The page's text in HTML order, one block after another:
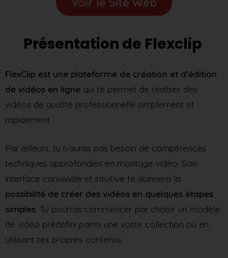
Présentation de Flexclip
FlexClip est une plateforme de création et d’édition
de vidéos en ligne qui te permet de réaliser des
vidéos de qualité professionnelle simplement et
rapidement.
Par ailleurs, tu n’auras pas besoin de compétences
techniques approfondies en montage vidéo. Son
interface conviviale et intuitive te donnera la
possibilité de créer des vidéos en quelques étapes
simples. Tu pourras commencer par choisir un modèle
de vidéo prédéfini parmi une vaste collection ou en
utilisant tes propres contenus.